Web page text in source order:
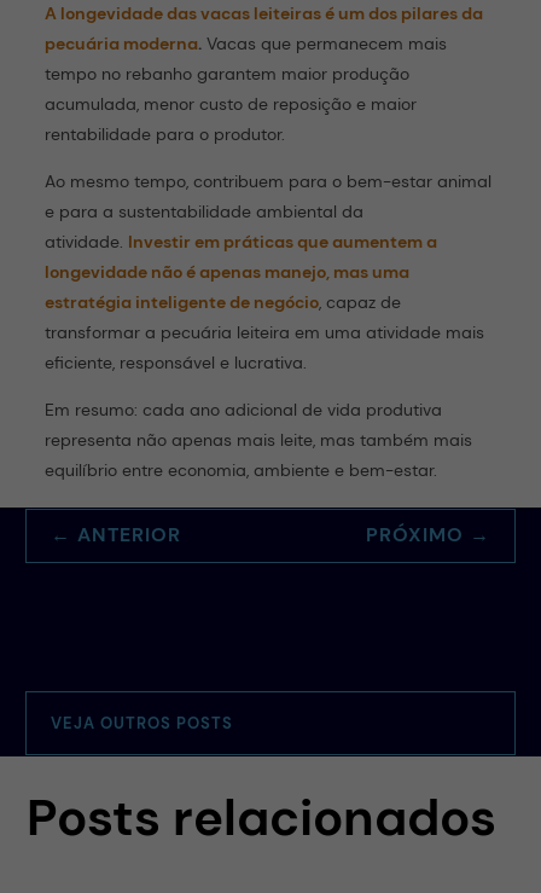
A longevidade das vacas leiteiras é um dos pilares da
pecuária moderna. Vacas que permanecem mais
tempo no rebanho garantem maior produção
acumulada, menor custo de reposição e maior
rentabilidade para o produtor.
Ao mesmo tempo, contribuem para o bem-estar animal
e para a sustentabilidade ambiental da
atividade. Investir em práticas que aumentem a
longevidade não é apenas manejo, mas uma
estratégia inteligente de negócio, capaz de
transformar a pecuária leiteira em uma atividade mais
eficiente, responsável e lucrativa.
Em resumo: cada ano adicional de vida produtiva
representa não apenas mais leite, mas também mais
equilíbrio entre economia, ambiente e bem-estar.
←ANTERIOR PRÓXIMO →
VEJA OUTROS POSTS
Posts relacionados